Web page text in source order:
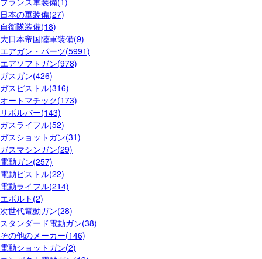
日本の軍装備(27)
自衛隊装備(18)
大日本帝国陸軍装備(9)
エアガン・パーツ(5991)
エアソフトガン(978)
ガスガン(426)
ガスピストル(316)
オートマチック(173)
リボルバー(143)
ガスライフル(52)
ガスショットガン(31)
ガスマシンガン(29)
電動ガン(257)
電動ピストル(22)
電動ライフル(214)
エボルト(2)
次世代電動ガン(28)
スタンダード電動ガン(38)
その他のメーカー(146)
電動ショットガン(2)